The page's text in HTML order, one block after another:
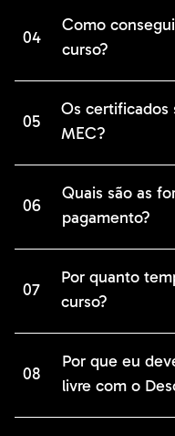
04
Como
curso?
05
Os certificados
MEC?
06
Quais são as
pagamento?
07
Por quanto
curso?
08
Por que eu
livre com o